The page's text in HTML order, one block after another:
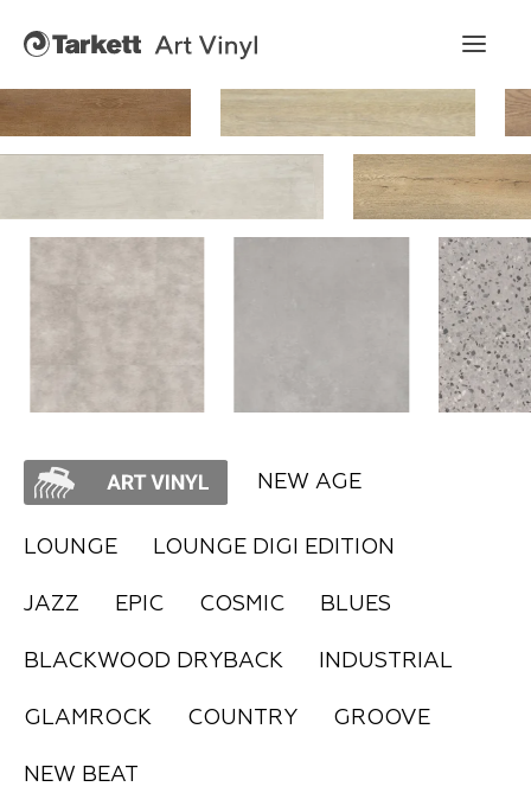
NEW AGE
LOUNGE LOUNGE DIGI EDITION
JAZZ EPIC COSMIC BLUES
BLACKWOOD DRYBACK INDUSTRIAL
GLAMROCK COUNTRY GROOVE
NEW BEAT
Art Vinyl
Art Vinyl в интерьере
Где купить